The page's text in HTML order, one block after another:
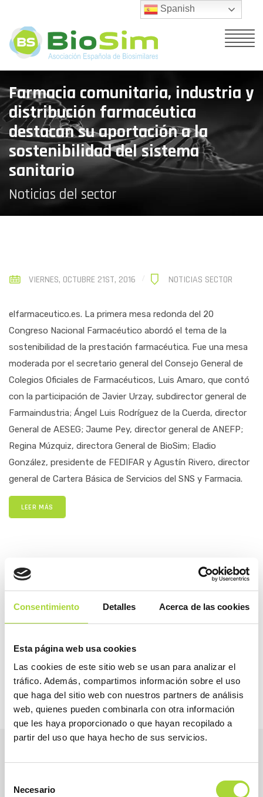
Consentimiento Detalles Acerca de las cookies
Esta página web usa cookies
Las cookies de este sitio web se usan para analizar el
tráfico. Además, compartimos información sobre el uso
que haga del sitio web con nuestros partners de análisis
web, quienes pueden combinarla con otra información
que les haya proporcionado o que hayan recopilado a
partir del uso que haya hecho de sus servicios.
Necesario
Farmacia comunitaria, industria y
distribución farmacéutica
destacan su aportación a la
sostenibilidad del sistema
sanitario
Noticias del sector
VIERNES, OCTUBRE 21ST, 2016 NOTICIAS SECTOR
elfarmaceutico.es. La primera mesa redonda del 20
Congreso Nacional Farmacéutico abordó el tema de la
sostenibilidad de la prestación farmacéutica. Fue una mesa
moderada por el secretario general del Consejo General de
Colegios Oficiales de Farmacéuticos, Luis Amaro, que contó
con la participación de Javier Urzay, subdirector general de
Farmaindustria; Ángel Luis Rodríguez de la Cuerda, director
General de AESEG; Jaume Pey, director general de ANEFP;
Regina Múzquiz, directora General de BioSim; Eladio
González, presidente de FEDIFAR y Agustín Rivero, director
general de Cartera Básica de Servicios del SNS y Farmacia.
LEER MÁS
COMPARTIR
Spanish